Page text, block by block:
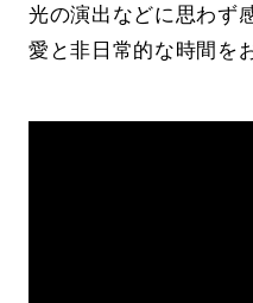
光の演出などに思わず
愛と非日常的な時間を